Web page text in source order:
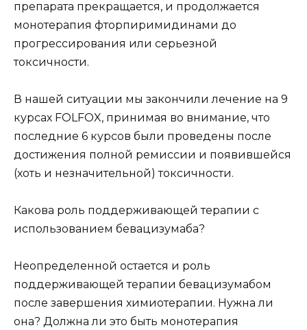
препарата прекращается, и продолжается
монотерапия фторпиримидинами до
прогрессирования или серьезной
токсичности.
В нашей ситуации мы закончили лечение на 9
курсах FOLFOX, принимая во внимание, что
последние 6 курсов были проведены после
достижения полной ремиссии и появившейся
(хоть и незначительной) токсичности.
Какова роль поддерживающей терапии с
использованием бевацизумаба?
Неопределенной остается и роль
поддерживающей терапии бевацизумабом
после завершения химиотерапии. Нужна ли
она? Должна ли это быть монотерапия